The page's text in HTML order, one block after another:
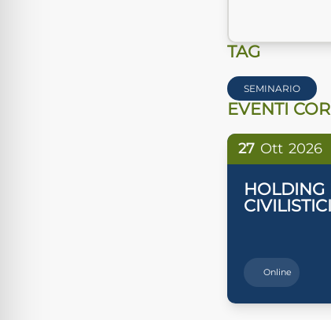
TAG
SEMINARIO
EVENTI
27 Ott 2026
HOLDING
Online